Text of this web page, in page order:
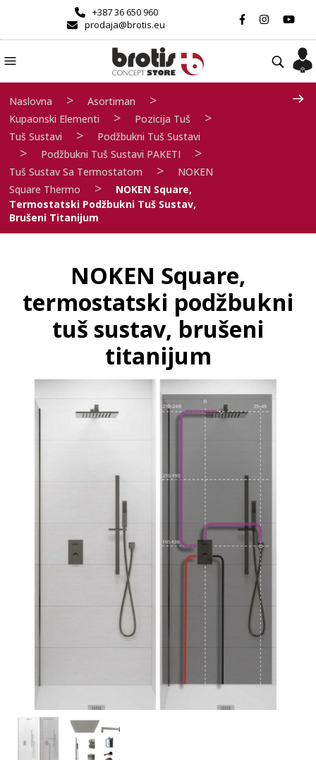
+387 36 650 960
prodaja@brotis.eu
Naslovna > Asortiman >
Kupaonski Elementi > Pozicija Tuš >
Tuš Sustavi > Podžbukni Tuš Sustavi
> Podžbukni Tuš Sustavi PAKETI >
Tuš Sustav Sa Termostatom >
NOKEN
Square Thermo
>
NOKEN Square,
Termostatski Podžbukni Tuš Sustav,
Brušeni Titanijum
NOKEN Square,
termostatski podžbukni
tuš sustav, brušeni
titanijum